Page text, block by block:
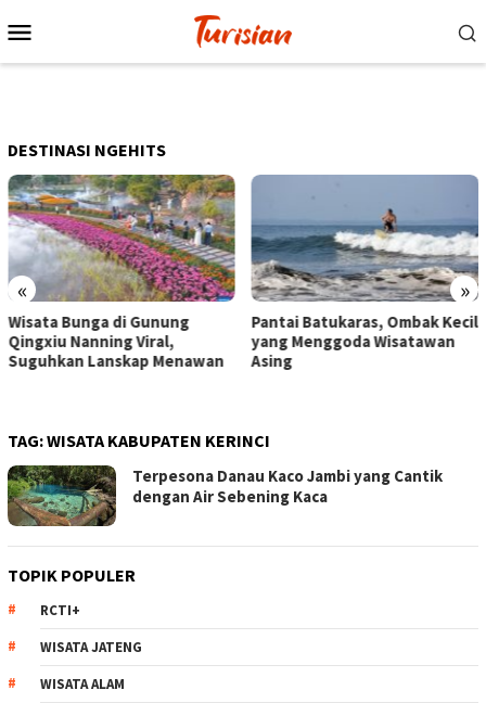
ke
Mobile
DESTINASI NGEHITS
« »
Pantai Batukaras, Ombak Kecil
yang Menggoda Wisatawan
Asing
Senja di Pantai
Wisatawan Menikmati
TAG:WISATA KABUPATEN KERINCI
Terpesona Danau Kaco Jambi yang Cantik
dengan Air Sebening Kaca
TOPIK POPULER
RCTI+
WISATA JATENG
WISATA ALAM